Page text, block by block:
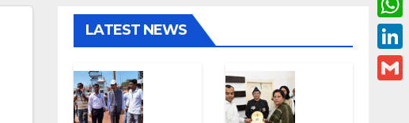
LATEST NEWS
c
e
b
w
i
W
h
a
L